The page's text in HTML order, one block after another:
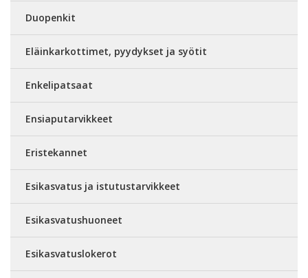
Duopenkit
Eläinkarkottimet, pyydykset ja syötit
Enkelipatsaat
Ensiaputarvikkeet
Eristekannet
Esikasvatus ja istutustarvikkeet
Esikasvatushuoneet
Esikasvatuslokerot